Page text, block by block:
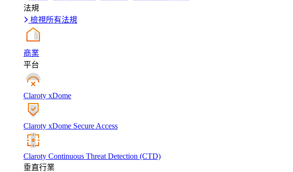
法規
檢視所有法規
商業
平台
Claroty xDome
Claroty xDome Secure Access
Claroty Continuous Threat Detection (CTD)
垂直行業